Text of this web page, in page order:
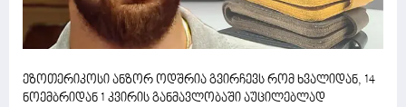
ეზოთერიკოსი ანზორ ოდშრია გვირჩევს რომ ხვალიდან, 14
ნოემბრიდან 1 კვირის განმავლობაში აუცილებლად